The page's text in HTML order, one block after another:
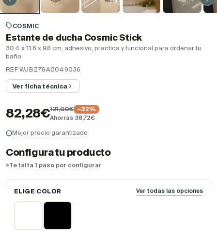
COSMIC
Estante de ducha Cosmic Stick
30.4 x 11.8 x 9.6 cm, adhesivo, practica y funcional para ordenar tu
baño
REF WJB276A0049036
Ver ficha técnica
82,28€121,00€
−32%
Ahorras 38,72€
Mejor precio garantizado
Configura tu producto
Te falta 1 paso por configurar
ELIGE COLOR Ver todas las opciones